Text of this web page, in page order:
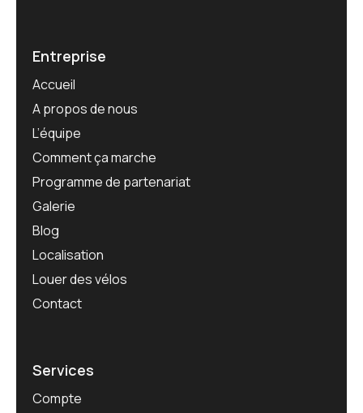
Entreprise
Accueil
A propos de nous
L’équipe
Comment ça marche
Programme de partenariat
Galerie
Blog
Localisation
Louer des vélos
Contact
Services
Compte